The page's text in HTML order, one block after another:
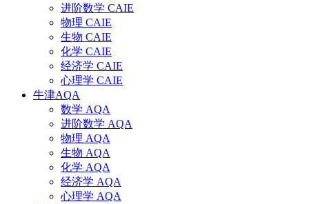
进阶数学 CAIE
物理 CAIE
生物 CAIE
化学 CAIE
经济学 CAIE
心理学 CAIE
牛津AQA
数学 AQA
进阶数学 AQA
物理 AQA
生物 AQA
化学 AQA
经济学 AQA
心理学 AQA